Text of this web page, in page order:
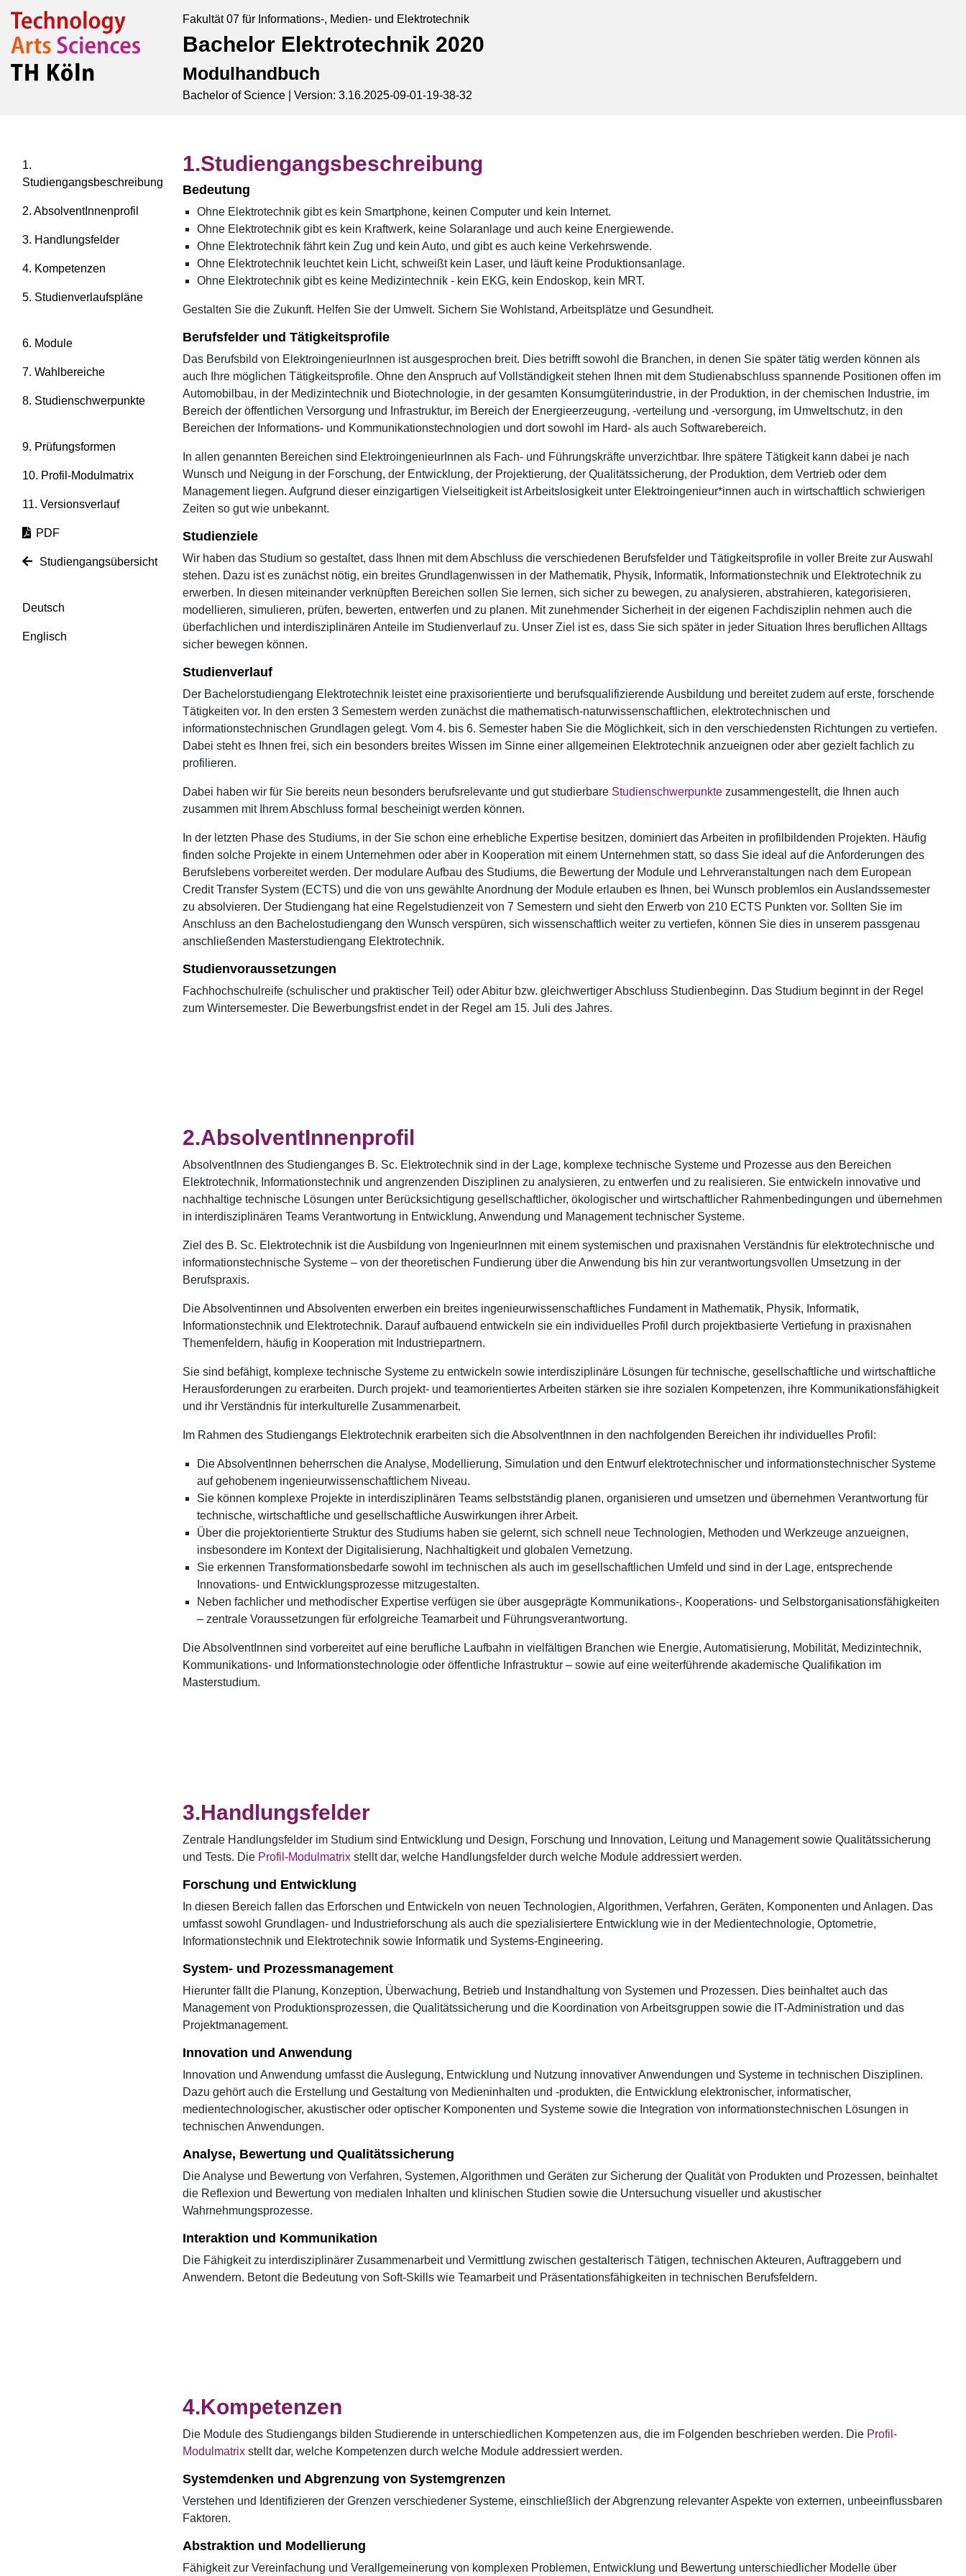
Fakultät 07 für Informations-, Medien- und Elektrotechnik
Bachelor Elektrotechnik 2020
Modulhandbuch
Bachelor of Science | Version: 3.16.2025-09-01-19-38-32
1.
Studiengangsbeschreibung
2. AbsolventInnenprofil
3. Handlungsfelder
4. Kompetenzen
5. Studienverlaufspläne
6. Module
7. Wahlbereiche
8. Studienschwerpunkte
9. Prüfungsformen
10. Profil-Modulmatrix
11. Versionsverlauf
PDF
Studiengangsübersicht
Deutsch
Englisch
Studiengangsbeschreibung
Bedeutung
Ohne Elektrotechnik gibt es kein Smartphone, keinen Computer und kein Internet.
Ohne Elektrotechnik gibt es kein Kraftwerk, keine Solaranlage und auch keine Energiewende.
Ohne Elektrotechnik fährt kein Zug und kein Auto, und gibt es auch keine Verkehrswende.
Ohne Elektrotechnik leuchtet kein Licht, schweißt kein Laser, und läuft keine Produktionsanlage.
Ohne Elektrotechnik gibt es keine Medizintechnik - kein EKG, kein Endoskop, kein MRT.
Gestalten Sie die Zukunft. Helfen Sie der Umwelt. Sichern Sie Wohlstand, Arbeitsplätze und Gesundheit.
Berufsfelder und Tätigkeitsprofile
Das Berufsbild von ElektroingenieurInnen ist ausgesprochen breit. Dies betrifft sowohl die Branchen, in denen Sie später tätig werden können als
auch Ihre möglichen Tätigkeitsprofile. Ohne den Anspruch auf Vollständigkeit stehen Ihnen mit dem Studienabschluss spannende Positionen offen im
Automobilbau, in der Medizintechnik und Biotechnologie, in der gesamten Konsumgüterindustrie, in der Produktion, in der chemischen Industrie, im
Bereich der öffentlichen Versorgung und Infrastruktur, im Bereich der Energieerzeugung, -verteilung und -versorgung, im Umweltschutz, in den
Bereichen der Informations- und Kommunikationstechnologien und dort sowohl im Hard- als auch Softwarebereich.
In allen genannten Bereichen sind ElektroingenieurInnen als Fach- und Führungskräfte unverzichtbar. Ihre spätere Tätigkeit kann dabei je nach
Wunsch und Neigung in der Forschung, der Entwicklung, der Projektierung, der Qualitätssicherung, der Produktion, dem Vertrieb oder dem
Management liegen. Aufgrund dieser einzigartigen Vielseitigkeit ist Arbeitslosigkeit unter Elektroingenieur*innen auch in wirtschaftlich schwierigen
Zeiten so gut wie unbekannt.
Studienziele
Wir haben das Studium so gestaltet, dass Ihnen mit dem Abschluss die verschiedenen Berufsfelder und Tätigkeitsprofile in voller Breite zur Auswahl
stehen. Dazu ist es zunächst nötig, ein breites Grundlagenwissen in der Mathematik, Physik, Informatik, Informationstechnik und Elektrotechnik zu
erwerben. In diesen miteinander verknüpften Bereichen sollen Sie lernen, sich sicher zu bewegen, zu analysieren, abstrahieren, kategorisieren,
modellieren, simulieren, prüfen, bewerten, entwerfen und zu planen. Mit zunehmender Sicherheit in der eigenen Fachdisziplin nehmen auch die
überfachlichen und interdisziplinären Anteile im Studienverlauf zu. Unser Ziel ist es, dass Sie sich später in jeder Situation Ihres beruflichen Alltags
sicher bewegen können.
Studienverlauf
Der Bachelorstudiengang Elektrotechnik leistet eine praxisorientierte und berufsqualifizierende Ausbildung und bereitet zudem auf erste, forschende
Tätigkeiten vor. In den ersten 3 Semestern werden zunächst die mathematisch-naturwissenschaftlichen, elektrotechnischen und
informationstechnischen Grundlagen gelegt. Vom 4. bis 6. Semester haben Sie die Möglichkeit, sich in den verschiedensten Richtungen zu vertiefen.
Dabei steht es Ihnen frei, sich ein besonders breites Wissen im Sinne einer allgemeinen Elektrotechnik anzueignen oder aber gezielt fachlich zu
profilieren.
Dabei haben wir für Sie bereits neun besonders berufsrelevante und gut studierbare Studienschwerpunkte zusammengestellt, die Ihnen auch
zusammen mit Ihrem Abschluss formal bescheinigt werden können.
In der letzten Phase des Studiums, in der Sie schon eine erhebliche Expertise besitzen, dominiert das Arbeiten in profilbildenden Projekten. Häufig
finden solche Projekte in einem Unternehmen oder aber in Kooperation mit einem Unternehmen statt, so dass Sie ideal auf die Anforderungen des
Berufslebens vorbereitet werden. Der modulare Aufbau des Studiums, die Bewertung der Module und Lehrveranstaltungen nach dem European
Credit Transfer System (ECTS) und die von uns gewählte Anordnung der Module erlauben es Ihnen, bei Wunsch problemlos ein Auslandssemester
zu absolvieren. Der Studiengang hat eine Regelstudienzeit von 7 Semestern und sieht den Erwerb von 210 ECTS Punkten vor. Sollten Sie im
Anschluss an den Bachelostudiengang den Wunsch verspüren, sich wissenschaftlich weiter zu vertiefen, können Sie dies in unserem passgenau
anschließenden Masterstudiengang Elektrotechnik.
Studienvoraussetzungen
Fachhochschulreife (schulischer und praktischer Teil) oder Abitur bzw. gleichwertiger Abschluss Studienbeginn. Das Studium beginnt in der Regel
zum Wintersemester. Die Bewerbungsfrist endet in der Regel am 15. Juli des Jahres.
AbsolventInnenprofil
AbsolventInnen des Studienganges B. Sc. Elektrotechnik sind in der Lage, komplexe technische Systeme und Prozesse aus den Bereichen
Elektrotechnik, Informationstechnik und angrenzenden Disziplinen zu analysieren, zu entwerfen und zu realisieren. Sie entwickeln innovative und
nachhaltige technische Lösungen unter Berücksichtigung gesellschaftlicher, ökologischer und wirtschaftlicher Rahmenbedingungen und übernehmen
in interdisziplinären Teams Verantwortung in Entwicklung, Anwendung und Management technischer Systeme.
Ziel des B. Sc. Elektrotechnik ist die Ausbildung von IngenieurInnen mit einem systemischen und praxisnahen Verständnis für elektrotechnische und
informationstechnische Systeme – von der theoretischen Fundierung über die Anwendung bis hin zur verantwortungsvollen Umsetzung in der
Berufspraxis.
Die Absolventinnen und Absolventen erwerben ein breites ingenieurwissenschaftliches Fundament in Mathematik, Physik, Informatik,
Informationstechnik und Elektrotechnik. Darauf aufbauend entwickeln sie ein individuelles Profil durch projektbasierte Vertiefung in praxisnahen
Themenfeldern, häufig in Kooperation mit Industriepartnern.
Sie sind befähigt, komplexe technische Systeme zu entwickeln sowie interdisziplinäre Lösungen für technische, gesellschaftliche und wirtschaftliche
Herausforderungen zu erarbeiten. Durch projekt- und teamorientiertes Arbeiten stärken sie ihre sozialen Kompetenzen, ihre Kommunikationsfähigkeit
und ihr Verständnis für interkulturelle Zusammenarbeit.
Im Rahmen des Studiengangs Elektrotechnik erarbeiten sich die AbsolventInnen in den nachfolgenden Bereichen ihr individuelles Profil:
Die AbsolventInnen beherrschen die Analyse, Modellierung, Simulation und den Entwurf elektrotechnischer und informationstechnischer Systeme
auf gehobenem ingenieurwissenschaftlichem Niveau.
Sie können komplexe Projekte in interdisziplinären Teams selbstständig planen, organisieren und umsetzen und übernehmen Verantwortung für
technische, wirtschaftliche und gesellschaftliche Auswirkungen ihrer Arbeit.
Über die projektorientierte Struktur des Studiums haben sie gelernt, sich schnell neue Technologien, Methoden und Werkzeuge anzueignen,
insbesondere im Kontext der Digitalisierung, Nachhaltigkeit und globalen Vernetzung.
Sie erkennen Transformationsbedarfe sowohl im technischen als auch im gesellschaftlichen Umfeld und sind in der Lage, entsprechende
Innovations- und Entwicklungsprozesse mitzugestalten.
Neben fachlicher und methodischer Expertise verfügen sie über ausgeprägte Kommunikations-, Kooperations- und Selbstorganisationsfähigkeiten
– zentrale Voraussetzungen für erfolgreiche Teamarbeit und Führungsverantwortung.
Die AbsolventInnen sind vorbereitet auf eine berufliche Laufbahn in vielfältigen Branchen wie Energie, Automatisierung, Mobilität, Medizintechnik,
Kommunikations- und Informationstechnologie oder öffentliche Infrastruktur – sowie auf eine weiterführende akademische Qualifikation im
Masterstudium.
Handlungsfelder
Zentrale Handlungsfelder im Studium sind Entwicklung und Design, Forschung und Innovation, Leitung und Management sowie Qualitätssicherung
und Tests. Die Profil-Modulmatrix stellt dar, welche Handlungsfelder durch welche Module addressiert werden.
Forschung und Entwicklung
In diesen Bereich fallen das Erforschen und Entwickeln von neuen Technologien, Algorithmen, Verfahren, Geräten, Komponenten und Anlagen. Das
umfasst sowohl Grundlagen- und Industrieforschung als auch die spezialisiertere Entwicklung wie in der Medientechnologie, Optometrie,
Informationstechnik und Elektrotechnik sowie Informatik und Systems-Engineering.
System- und Prozessmanagement
Hierunter fällt die Planung, Konzeption, Überwachung, Betrieb und Instandhaltung von Systemen und Prozessen. Dies beinhaltet auch das
Management von Produktionsprozessen, die Qualitätssicherung und die Koordination von Arbeitsgruppen sowie die IT-Administration und das
Projektmanagement.
Innovation und Anwendung
Innovation und Anwendung umfasst die Auslegung, Entwicklung und Nutzung innovativer Anwendungen und Systeme in technischen Disziplinen.
Dazu gehört auch die Erstellung und Gestaltung von Medieninhalten und -produkten, die Entwicklung elektronischer, informatischer,
medientechnologischer, akustischer oder optischer Komponenten und Systeme sowie die Integration von informationstechnischen Lösungen in
technischen Anwendungen.
Analyse, Bewertung und Qualitätssicherung
Die Analyse und Bewertung von Verfahren, Systemen, Algorithmen und Geräten zur Sicherung der Qualität von Produkten und Prozessen, beinhaltet
die Reflexion und Bewertung von medialen Inhalten und klinischen Studien sowie die Untersuchung visueller und akustischer
Wahrnehmungsprozesse.
Interaktion und Kommunikation
Die Fähigkeit zu interdisziplinärer Zusammenarbeit und Vermittlung zwischen gestalterisch Tätigen, technischen Akteuren, Auftraggebern und
Anwendern. Betont die Bedeutung von Soft-Skills wie Teamarbeit und Präsentationsfähigkeiten in technischen Berufsfeldern.
Kompetenzen
Die Module des Studiengangs bilden Studierende in unterschiedlichen Kompetenzen aus, die im Folgenden beschrieben werden. Die Profil-
Modulmatrix stellt dar, welche Kompetenzen durch welche Module addressiert werden.
Systemdenken und Abgrenzung von Systemgrenzen
Verstehen und Identifizieren der Grenzen verschiedener Systeme, einschließlich der Abgrenzung relevanter Aspekte von externen, unbeeinflussbaren
Faktoren.
Abstraktion und Modellierung
Fähigkeit zur Vereinfachung und Verallgemeinerung von komplexen Problemen, Entwicklung und Bewertung unterschiedlicher Modelle über